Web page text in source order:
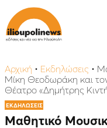
Αρχική • Εκδηλώσεις •
Μίκη Θεοδωράκη και
Θέατρο «Δημήτρης
ΕΚΔΗΛΩΣΕΙΣ
Μαθητικό